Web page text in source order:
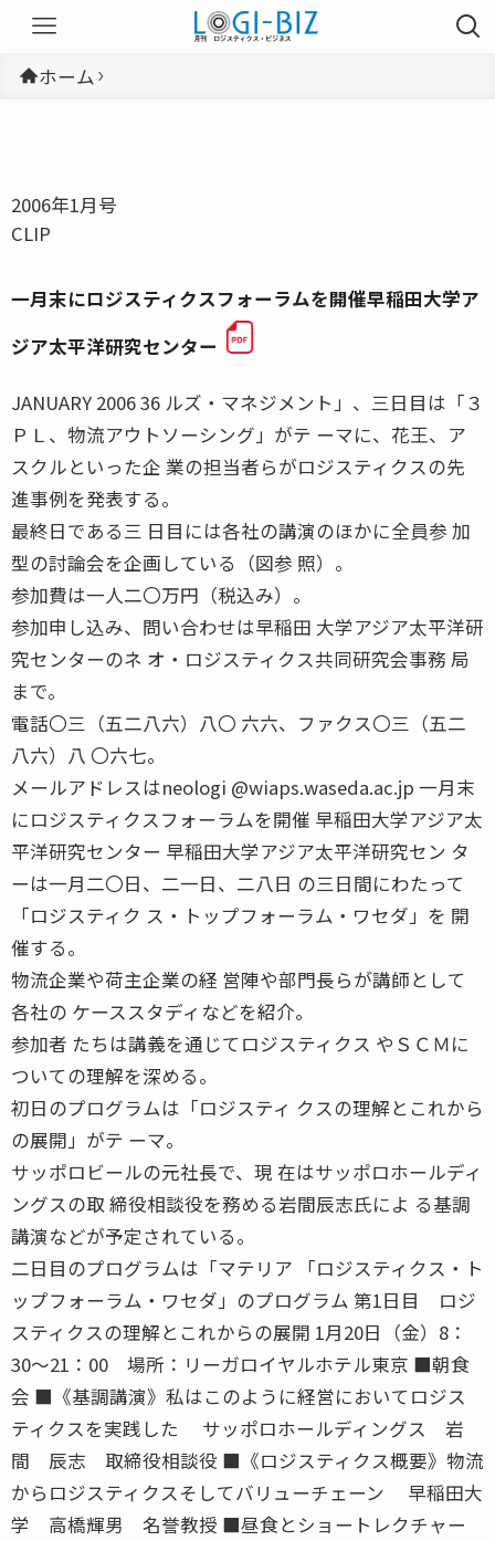
ホーム
2006年1月号
CLIP
一月末にロジスティクスフォーラムを開催早稲田大学ア
ジア太平洋研究センター
JANUARY 2006 36 ルズ・マネジメント」、三日目は「３
ＰＬ、物流アウトソーシング」がテ ーマに、花王、ア
スクルといった企 業の担当者らがロジスティクスの先
進事例を発表する。
最終日である三 日目には各社の講演のほかに全員参 加
型の討論会を企画している（図参 照）。
参加費は一人二〇万円（税込み）。
参加申し込み、問い合わせは早稲田 大学アジア太平洋研
究センターのネ オ・ロジスティクス共同研究会事務 局
まで。
電話〇三（五二八六）八〇 六六、ファクス〇三（五二
八六）八 〇六七。
メールアドレスはneologi @wiaps.waseda.ac.jp 一月末
にロジスティクスフォーラムを開催 早稲田大学アジア太
平洋研究センター 早稲田大学アジア太平洋研究セン タ
ーは一月二〇日、二一日、二八日 の三日間にわたって
「ロジスティク ス・トップフォーラム・ワセダ」を 開
催する。
物流企業や荷主企業の経 営陣や部門長らが講師として
各社の ケーススタディなどを紹介。
参加者 たちは講義を通じてロジスティクス やＳＣＭに
ついての理解を深める。
初日のプログラムは「ロジスティ クスの理解とこれから
の展開」がテ ーマ。
サッポロビールの元社長で、現 在はサッポロホールディ
ングスの取 締役相談役を務める岩間辰志氏によ る基調
講演などが予定されている。
二日目のプログラムは「マテリア 「ロジスティクス・ト
ップフォーラム・ワセダ」のプログラム 第1日目 ロジ
スティクスの理解とこれからの展開 1月20日（金）8：
30〜21：00 場所：リーガロイヤルホテル東京 ■朝食
会 ■《基調講演》私はこのように経営においてロジス
ティクスを実践した サッポロホールディングス 岩
間 辰志 取締役相談役 ■《ロジスティクス概要》物流
からロジスティクスそしてバリューチェーン 早稲田大
学 高橋輝男 名誉教授 ■昼食とショートレクチャー